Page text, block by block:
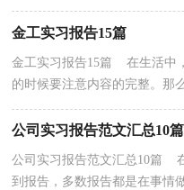
报告并没有想象中那么难，以
金工实习报告15篇
金工实习报告15篇 在生活中
的时候要注意内容的完整。那
公司实习报告范文汇总10篇
公司实习报告范文汇总10篇
到报告，多数报告都是在事情